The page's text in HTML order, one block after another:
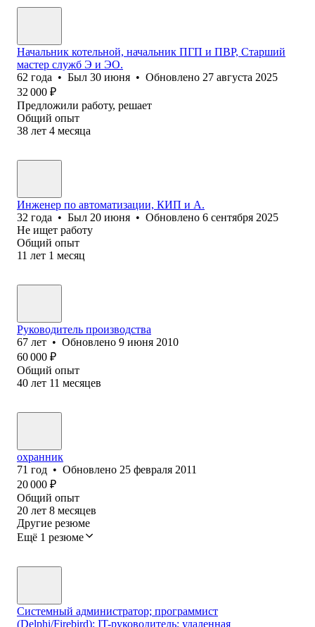
Начальник котельной, начальник ПГП и ПВР, Старший
мастер служб Э и ЭО.
62 года • Был 30 июня • Обновлено 27 августа 2025
32 000 ₽
Предложили работу, решает
Общий опыт
38 лет 4 месяца
Инженер по автоматизации, КИП и А.
32 года • Был 20 июня • Обновлено 6 сентября 2025
Не ищет работу
Общий опыт
11 лет 1 месяц
Руководитель производства
67 лет • Обновлено 9 июня 2010
60 000 ₽
Общий опыт
40 лет 11 месяцев
охранник
71 год • Обновлено 25 февраля 2011
20 000 ₽
Общий опыт
20 лет 8 месяцев
Другие резюме
Ещё 1 резюме
Системный администратор; программист
(Delphi/Firebird); IT-руководитель; удаленная